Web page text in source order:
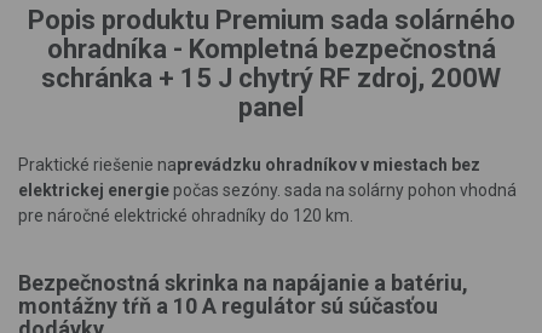
Popis produktu Premium sada solárného
ohradníka - Kompletná bezpečnostná
schránka + 15 J chytrý RF zdroj, 200W
panel
Praktické riešenie naprevádzku ohradníkov v miestach bez
elektrickej energie počas sezóny. sada na solárny pohon vhodná
pre náročné elektrické ohradníky do 120 km.
Bezpečnostná skrinka na napájanie a batériu,
montážny tŕň a 10 A regulátor sú súčasťou